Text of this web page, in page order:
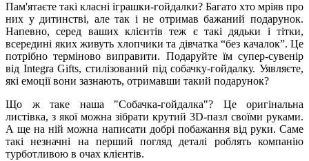
Пам'ятаєте такі класні іграшки-гойдалки? Багато хто мріяв про
них у дитинстві, але так і не отримав бажаний подарунок.
Напевно, серед ваших клієнтів теж є такі дядьки і тітки,
всередині яких живуть хлопчики та дівчатка “без качалок”. Це
потрібно терміново виправити. Подаруйте їм супер-сувенір
від Integra Gifts, стилізований під собачку-гойдалку. Уявляєте,
які емоції вони зазнають, отримавши такий подарунок?
Що ж таке наша "Собачка-гойдалка"? Це оригінальна
листівка, з якої можна зібрати крутий 3D-пазл своїми руками.
А ще на ній можна написати добрі побажання від руки. Саме
такі незначні на перший погляд деталі роблять компанію
турботливою в очах клієнтів.